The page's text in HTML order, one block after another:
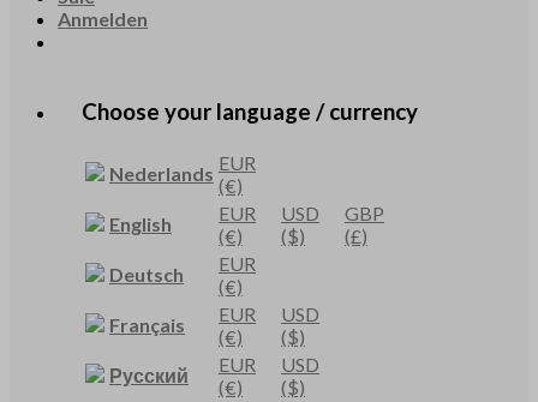
Anmelden
Choose your language / currency
Nederlands EUR
(€)
English
EUR
(€)
USD
($)
GBP
(£)
Deutsch
EUR
(€)
Français
EUR
(€)
USD
($)
Русский
EUR
(€)
USD
($)